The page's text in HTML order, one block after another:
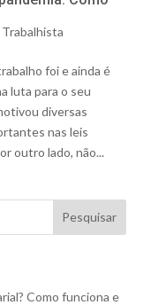
foi e ainda é
luta para o seu
diversas
nas leis
outro lado, não...
Como funciona e